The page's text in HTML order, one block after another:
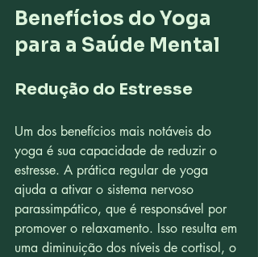
Benefícios do Yoga
para a Saúde Mental
Redução do Estresse
Um dos benefícios mais notáveis do
yoga é sua capacidade de reduzir o
estresse. A prática regular de yoga
ajuda a ativar o sistema nervoso
parassimpático, que é responsável por
promover o relaxamento. Isso resulta em
uma diminuição dos níveis de cortisol, o